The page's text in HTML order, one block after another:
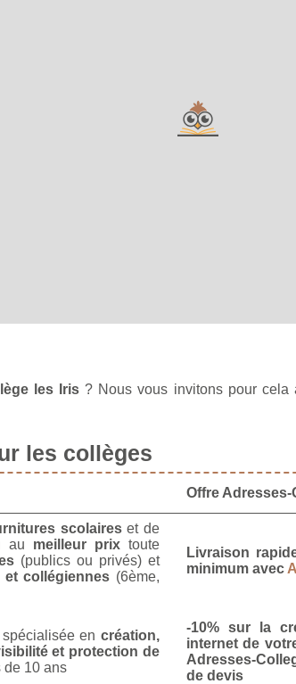
les Iris ? Nous vous invitons pour cela
les collèges
Offre
scolaireset de
au meilleur prixtoute
(publics ou privés) et
et collégiennes (6ème,
Livraison
minimum avec
spécialisée en création,
et protection de
de 10 ans
-10% sur la
internet de
Adresses-
de devis